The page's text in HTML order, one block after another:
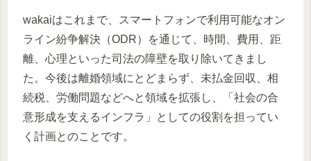
wakaiはこれまで、スマートフォンで利用可能なオン
ライン紛争解決（ODR）を通じて、時間、費用、距
離、心理といった司法の障壁を取り除いてきまし
た。今後は離婚領域にとどまらず、未払金回収、相
続税、労働問題などへと領域を拡張し、「社会の合
意形成を支えるインフラ」としての役割を担ってい
く計画とのことです。